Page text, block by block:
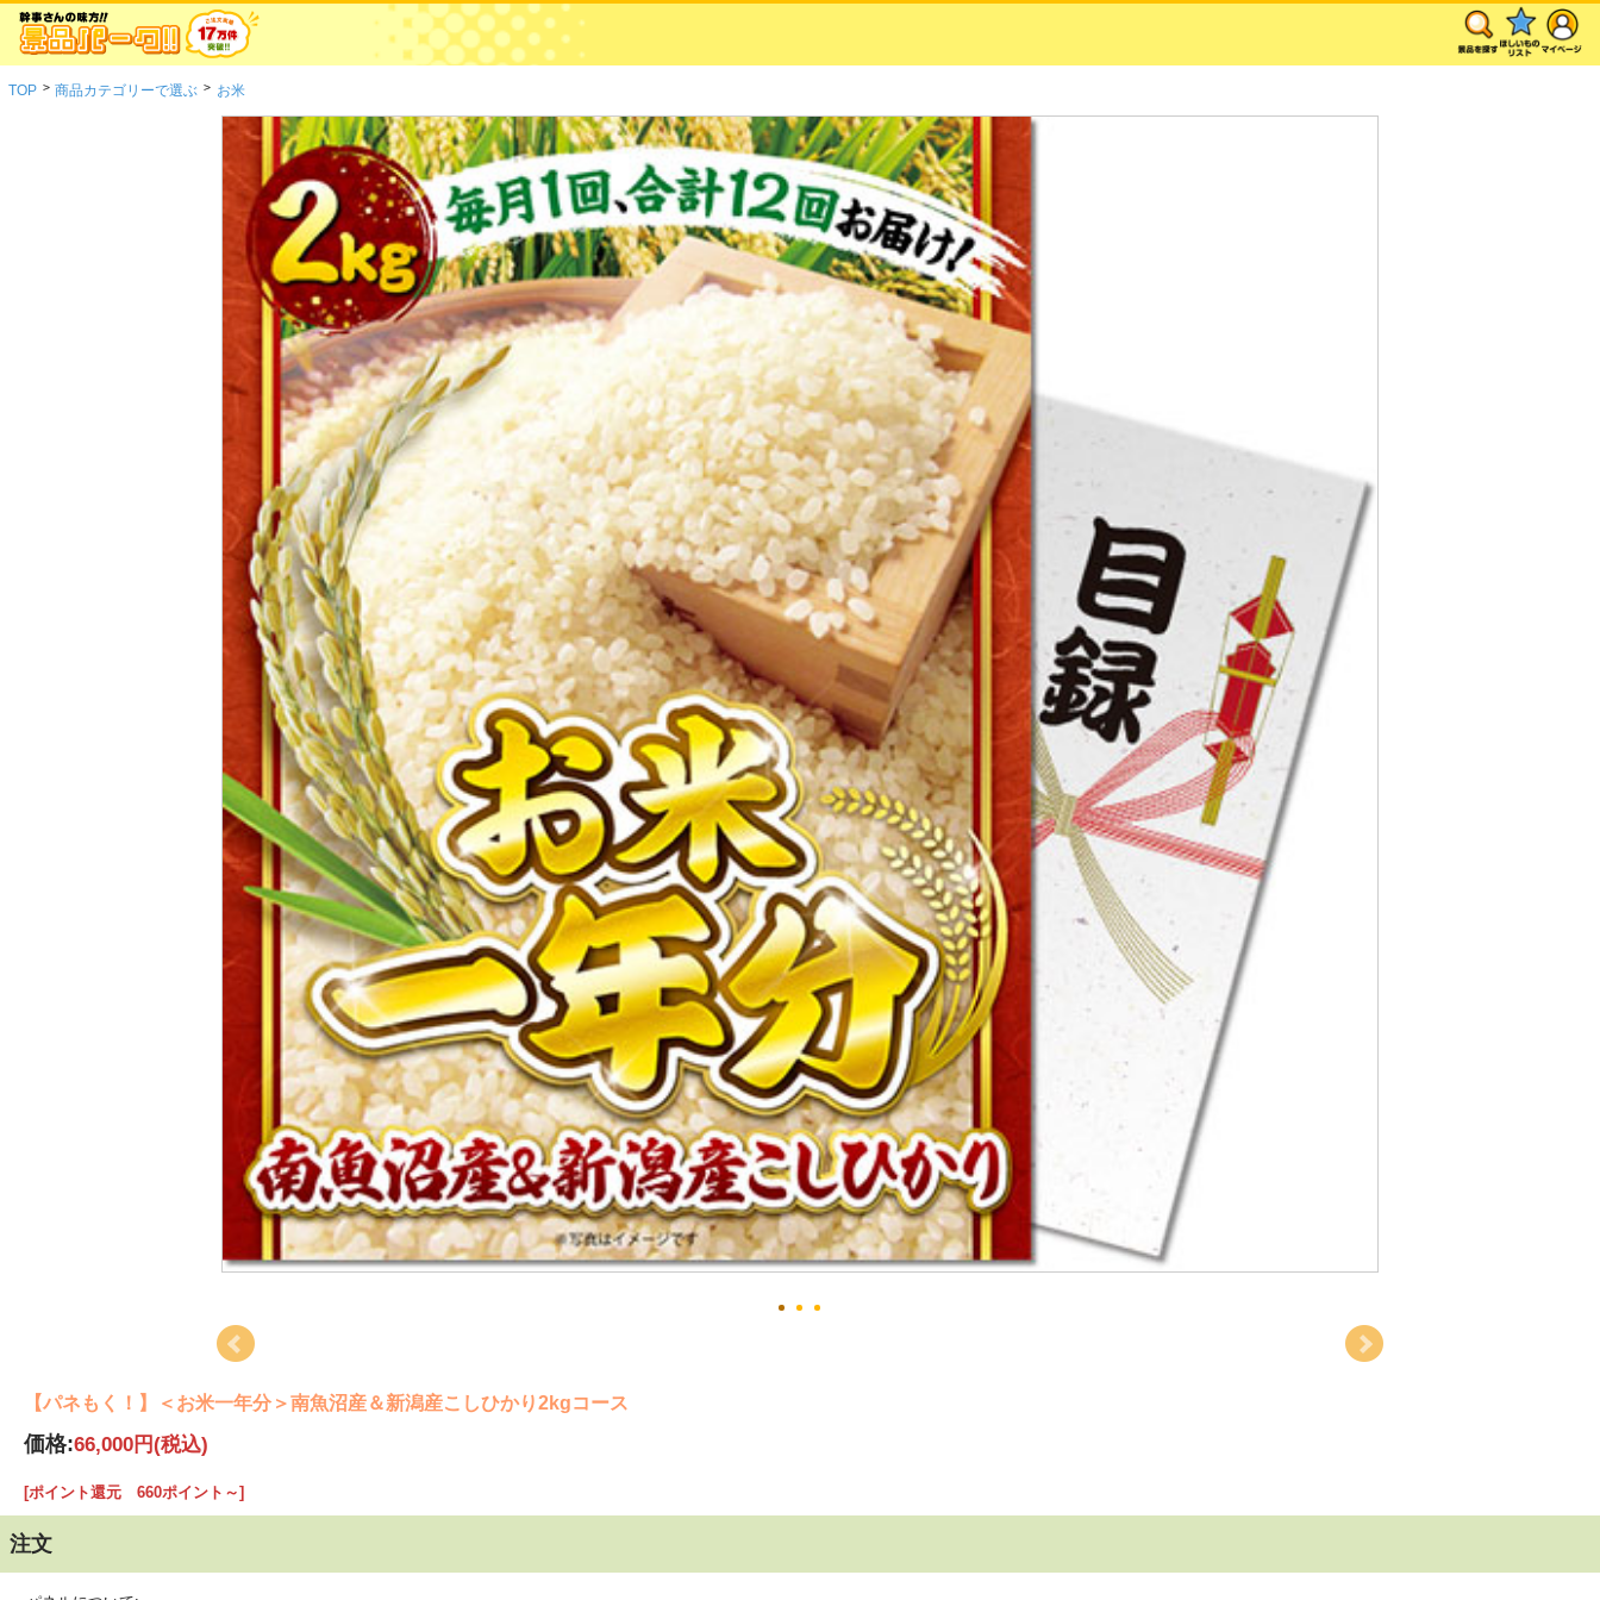
TOP > 商品カテゴリーで選ぶ > お米
【パネもく！】＜お米一年分＞南魚沼産＆新潟産こしひかり2kgコース
価格:66,000円(税込)
[ポイント還元 660ポイント～]
注文